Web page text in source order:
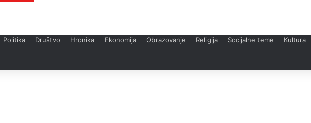
Politika Društvo Hronika Ekonomija Obrazovanje Religija Socijalne teme Kultura